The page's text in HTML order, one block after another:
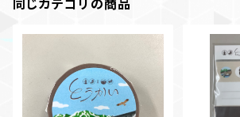
同じカテゴリの商品